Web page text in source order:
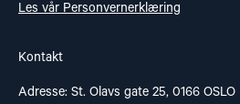
Les vår Personvernerklæring
Kontakt
Adresse: St. Olavs gate 25, 0166 OSLO